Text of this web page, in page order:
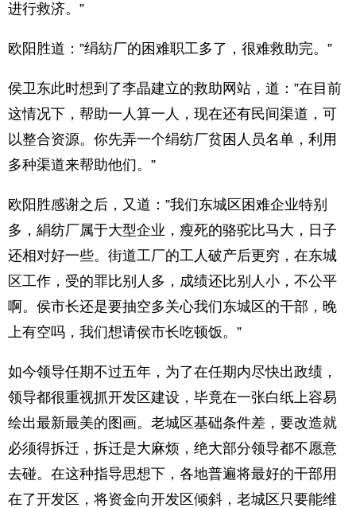
进行救济。”
欧阳胜道：”绢紡厂的困难职工多了，很难救助完。”
侯卫东此时想到了李晶建立的救助网站，道：”在目前
这情况下，帮助一人算一人，现在还有民间渠道，可
以整合资源。你先弄一个绢纺厂贫困人员名单，利用
多种渠道来帮助他们。”
欧阳胜感谢之后，又道：”我们东城区困难企业特别
多，絹纺厂属于大型企业，瘦死的骆驼比马大，日子
还相对好一些。街道工厂的工人破产后更穷，在东城
区工作，受的罪比别人多，成绩还比别人小，不公平
啊。侯市长还是要抽空多关心我们东城区的干部，晚
上有空吗，我们想请侯市长吃顿饭。”
如今领导任期不过五年，为了在任期内尽快出政绩，
领导都很重视抓开发区建设，毕竟在一张白纸上容易
绘出最新最美的图画。老城区基础条件差，要改造就
必须得拆迁，拆迁是大麻烦，绝大部分领导都不愿意
去碰。在这种指导思想下，各地普遍将最好的干部用
在了开发区，将资金向开发区倾斜，老城区只要能维